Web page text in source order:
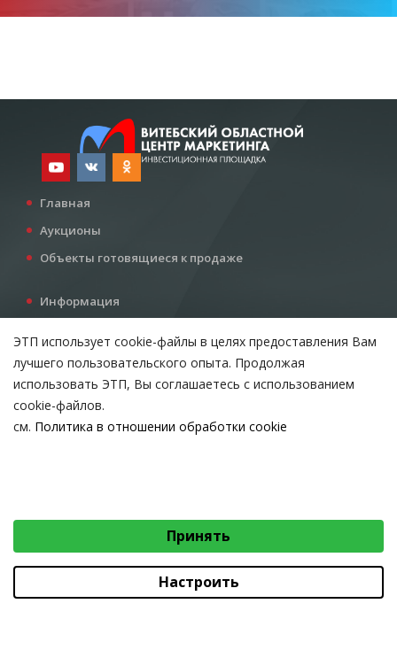
Главная
Аукционы
Объекты готовящиеся к продаже
Информация
Все для инвестора
Контакты
Возникли вопросы?
© 2026 Коммунальное консалтинговое унитарное предприятие
«Витебский областной центр маркетинга» - Все права защищены
авторским правом
Коммунальное консалтинговое унитарное предприятие «Витебский областной
ЭТП использует cookie-файлы в целях предоставления Вам
лучшего пользовательского опыта. Продолжая
использовать ЭТП, Вы соглашаетесь с использованием
cookie-файлов.
см. Политика в отношении обработки cookie
Принять
Настроить